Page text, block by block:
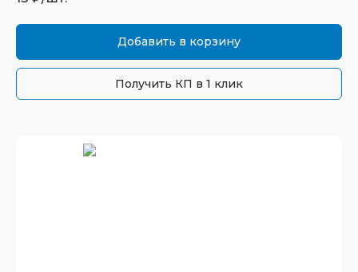
Добавить в корзину
Получить КП в 1 клик